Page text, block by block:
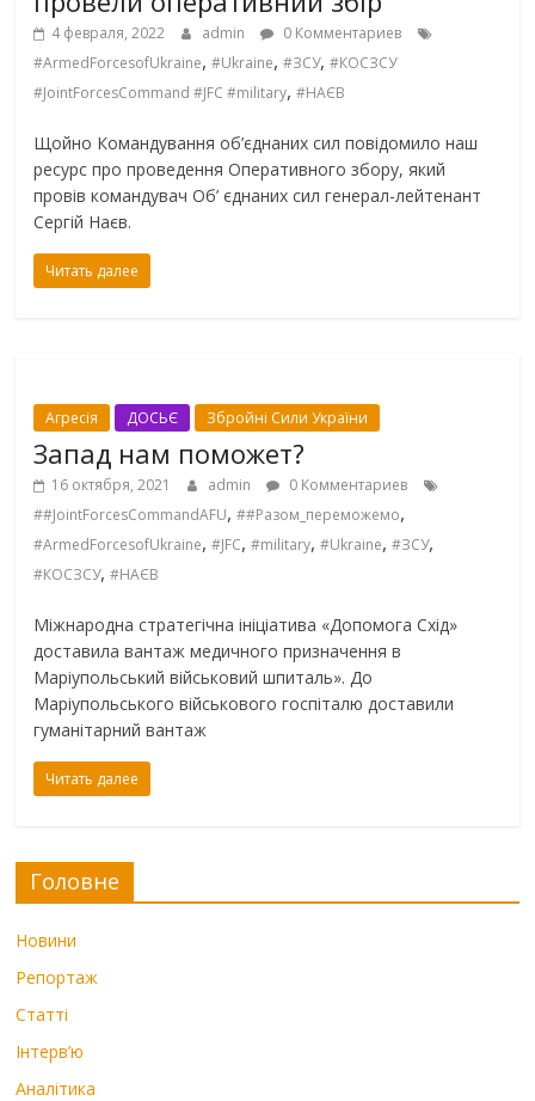
4 февраля, 2022 admin
0 Комментариев
#ArmedForcesofUkraine,#Ukraine,#ЗСУ,#КОСЗСУ
#JointForcesCommand #JFC #military,#НАЄВ
Щойно Командування об’єднаних сил повідомило наш
ресурс про проведення Оперативного збору, який
провів командувач Об’ єднаних сил генерал-лейтенант
Сергій Наєв.
Читать далее
Агресія ДОСЬЄ Збройні Сили України
Запад нам поможет?
16 октября, 2021 admin
0 Комментариев
##JointForcesCommandAFU,##Разом_переможемо,
#ArmedForcesofUkraine,#JFC,#military,#Ukraine,#ЗСУ,
#КОСЗСУ,#НАЄВ
Міжнародна стратегічна ініціатива «Допомога Схід»
доставила вантаж медичного призначення в
Маріупольський військовий шпиталь». До
Маріупольського військового госпіталю доставили
гуманітарний вантаж
Читать далее
Головне
Новини
Репортаж
Статті
Інтерв’ю
Аналітика